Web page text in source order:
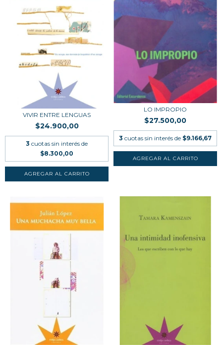
VIVIR ENTRE LENGUAS
$24.900,00
3 cuotas sin interés de
$8.300,00
LO IMPROPIO
$27.500,00
3 cuotas sin interés de $9.166,67